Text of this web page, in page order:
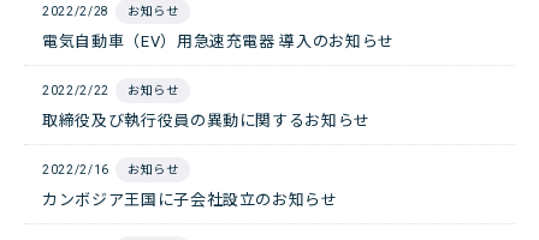
2022/2/28 お知らせ
電気自動車（EV）用急速充電器 導入のお知らせ
2022/2/22 お知らせ
取締役及び執行役員の異動に関するお知らせ
2022/2/16 お知らせ
カンボジア王国に子会社設立のお知らせ